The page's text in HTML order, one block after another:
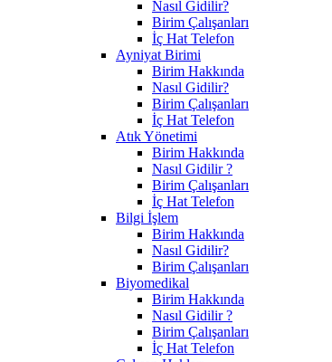
Nasıl Gidilir?
Birim Çalışanları
İç Hat Telefon
Ayniyat Birimi
Birim Hakkında
Nasıl Gidilir?
Birim Çalışanları
İç Hat Telefon
Atık Yönetimi
Birim Hakkında
Nasıl Gidilir ?
Birim Çalışanları
İç Hat Telefon
Bilgi İşlem
Birim Hakkında
Nasıl Gidilir?
Birim Çalışanları
Biyomedikal
Birim Hakkında
Nasıl Gidilir ?
Birim Çalışanları
İç Hat Telefon